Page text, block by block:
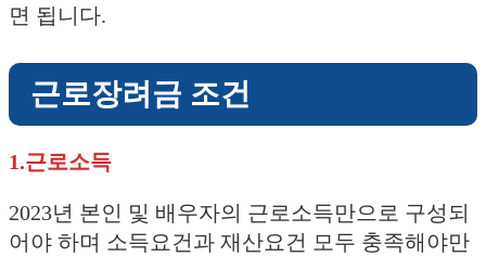
면 됩니다.
근로장려금 조건
1.근로소득
2023년 본인 및 배우자의 근로소득만으로 구성되
어야 하며 소득요건과 재산요건 모두 충족해야만